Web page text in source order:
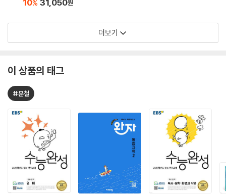
10% 31,050원
더보기
이 상품의 태그
#분철